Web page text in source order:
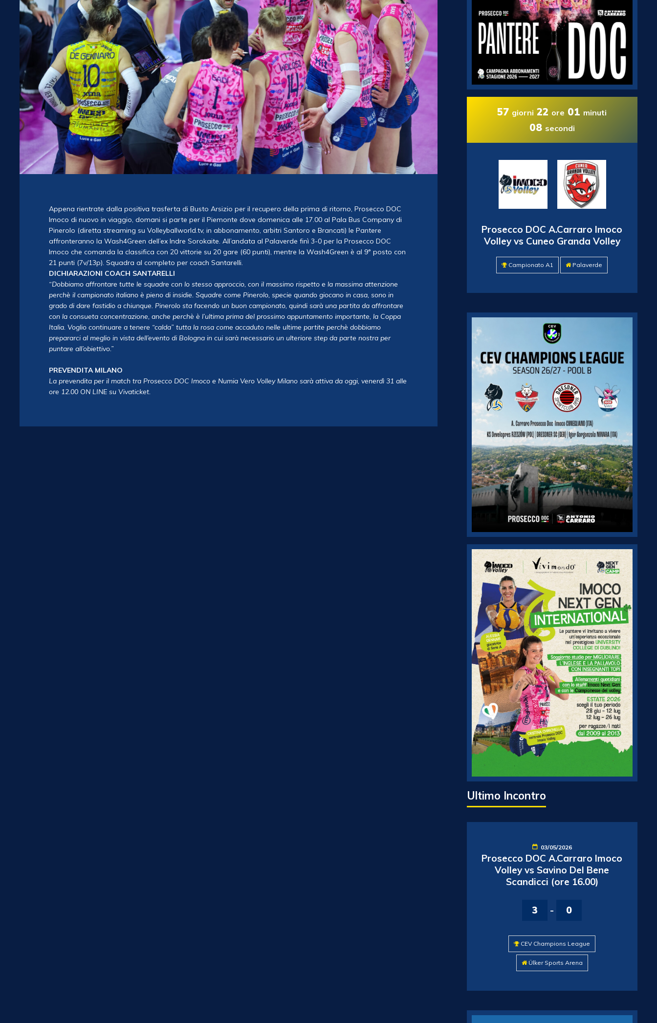
Appena rientrate dalla positiva trasferta di Busto Arsizio per il recupero della prima di ritorno, Prosecco DOC
Imoco di nuovo in viaggio, domani si parte per il Piemonte dove domenica alle 17.00 al Pala Bus Company di
Pinerolo (diretta streaming su Volleyballworld.tv, in abbonamento, arbitri Santoro e Brancati) le Pantere
affronteranno la Wash4Green dell’ex Indre Sorokaite. All’andata al Palaverde finì 3-0 per la Prosecco DOC
Imoco che comanda la classifica con 20 vittorie su 20 gare (60 punti), mentre la Wash4Green è al 9° posto con
21 punti (7v/13p). Squadra al completo per coach Santarelli.
DICHIARAZIONI COACH SANTARELLI
“Dobbiamo affrontare tutte le squadre con lo stesso approccio, con il massimo rispetto e la massima attenzione
perchè il campionato italiano è pieno di insidie. Squadre come Pinerolo, specie quando giocano in casa, sono in
grado di dare fastidio a chiunque. Pinerolo sta facendo un buon campionato, quindi sarà una partita da affrontare
con la consueta concentrazione, anche perchè è l’ultima prima del prossimo appuntamento importante, la Coppa
Italia. Voglio continuare a tenere “calda” tutta la rosa come accaduto nelle ultime partite perchè dobbiamo
prepararci al meglio in vista dell’evento di Bologna in cui sarà necessario un ulteriore step da parte nostra per
puntare all’obiettivo.”
PREVENDITA MILANO
La prevendita per il match tra Prosecco DOC Imoco e Numia Vero Volley Milano sarà attiva da oggi, venerdì 31 alle
ore 12.00 ON LINE su Vivaticket.
57 giorni 22 ore 01 minuti
07 secondi
Prosecco DOC A.Carraro Imoco
Volley vs Cuneo Granda Volley
Campionato A1 Palaverde
Ultimo Incontro
03/05/2026
Prosecco DOC A.Carraro Imoco
Volley vs Savino Del Bene
Scandicci (ore 16.00)
3 - 0
CEV Champions League
Ülker Sports Arena